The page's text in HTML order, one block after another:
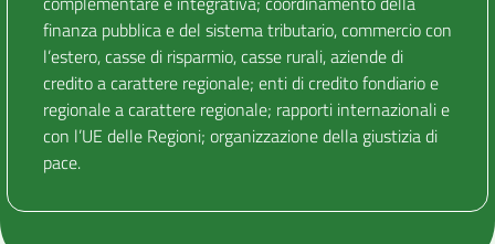
finanza pubblica e del sistema tributario, commercio con
l’estero, casse di risparmio, casse rurali, aziende di
credito a carattere regionale; enti di credito fondiario e
regionale a carattere regionale; rapporti internazionali e
con l’UE delle Regioni; organizzazione della giustizia di
pace.